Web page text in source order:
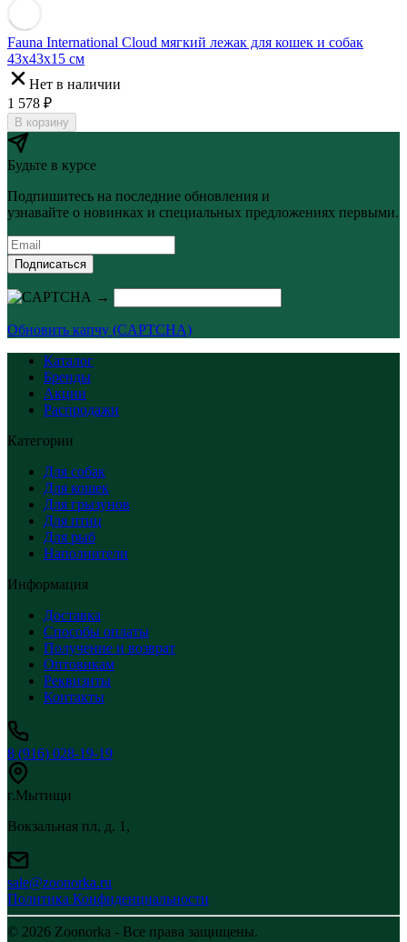
Fauna International Cloud мягкий лежак для кошек и собак
43х43х15 см
Нет в наличии
1 578 ₽
В корзину
Будьте в курсе
Подпишитесь на последние обновления и
узнавайте о новинках и специальных предложениях первыми.
Подписаться
→
Обновить капчу (CAPTCHA)
Каталог
Бренды
Акции
Распродажи
Категории
Для собак
Для кошек
Для грызунов
Для птиц
Для рыб
Наполнители
Информация
Доставка
Способы оплаты
Получение и возврат
Оптовикам
Реквизиты
Контакты
8 (916) 028-19-19
г.Мытищи
Вокзальная пл, д. 1,
sale@zoonorka.ru
Политика Конфиденциальности
© 2026 Zoonorka - Все права защищены.